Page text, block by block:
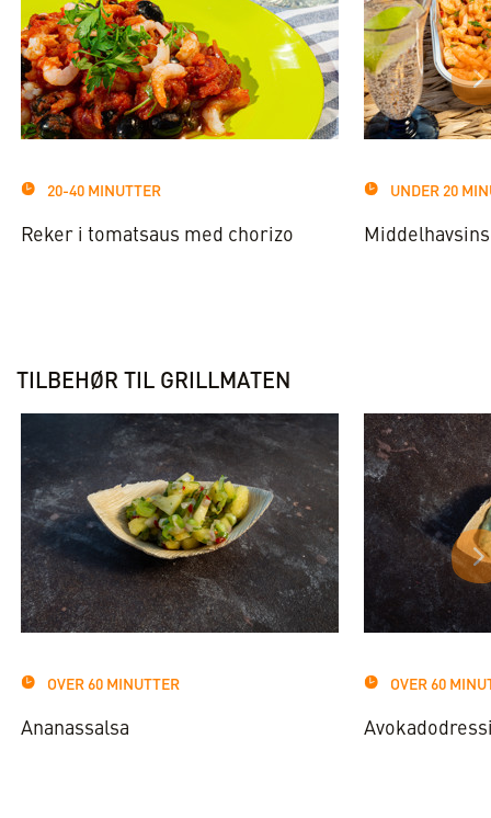
20-40 MINUTTER
Reker i tomatsaus med chorizo
UNDER 20
TILBEHØR TIL GRILLMATEN
OVER 60 MINUTTER
Ananassalsa
OVER 60